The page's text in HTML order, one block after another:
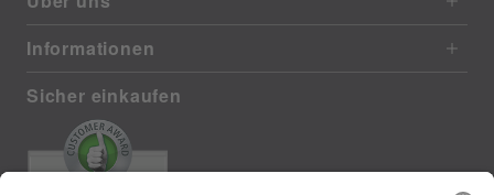
Informationen
Sicher einkaufen